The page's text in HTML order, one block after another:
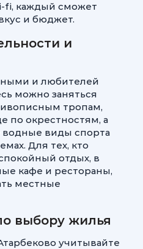
fi, каждый сможет
и бюджет.
и
и любителей
можно заняться
тропам,
по окрестностям, а
водные виды спорта
Для тех, кто
отдых, в
кафе и рестораны,
местные
выбору жилья
учитывайте